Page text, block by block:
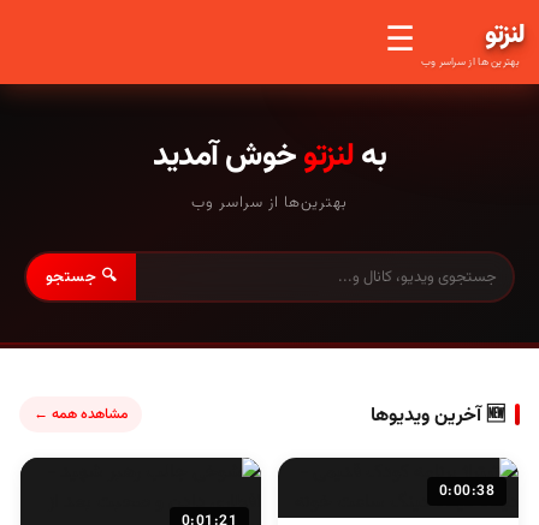
لنزتو
بهترین ها از سراسر وب ☰
بهلنزتوخوش آمدید
بهترین‌ها از سراسر وب
🔍 جستجو
🆕 آخرین ویدیوها مشاهده همه ←
0:00:38